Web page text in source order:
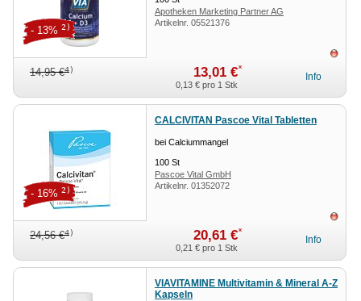
Apotheken Marketing Partner AG
Artikelnr. 05521376
14,95 €4) 13,01 €*
- 13%2)
0,13 €pro 1 Stk
Info
CALCIVITAN Pascoe Vital Tabletten
bei Calciummangel
100 St
Pascoe Vital GmbH
Artikelnr. 01352072
24,56 €4) 20,61 €*
- 16%2)
0,21 €pro 1 Stk
Info
VIAVITAMINE Multivitamin & Mineral A-Z
Kapseln